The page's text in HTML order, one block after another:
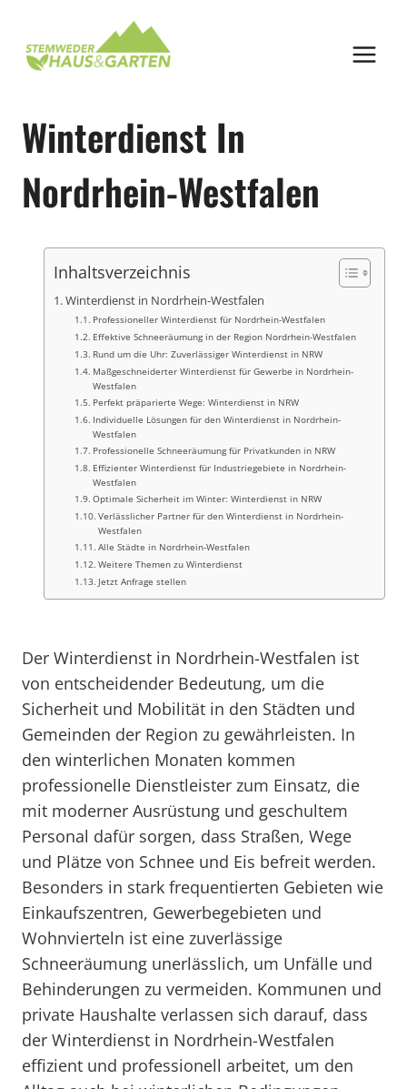
springen
Winterdienst In
Nordrhein-Westfalen
Inhaltsverzeichnis
Winterdienst in Nordrhein-Westfalen
Professioneller Winterdienst für Nordrhein-Westfalen
Effektive Schneeräumung in der Region Nordrhein-Westfalen
Rund um die Uhr: Zuverlässiger Winterdienst in NRW
Maßgeschneiderter Winterdienst für Gewerbe in Nordrhein-
Westfalen
Perfekt präparierte Wege: Winterdienst in NRW
Individuelle Lösungen für den Winterdienst in Nordrhein-
Westfalen
Professionelle Schneeräumung für Privatkunden in NRW
Effizienter Winterdienst für Industriegebiete in Nordrhein-
Westfalen
Optimale Sicherheit im Winter: Winterdienst in NRW
Verlässlicher Partner für den Winterdienst in Nordrhein-
Westfalen
Alle Städte in Nordrhein-Westfalen
Weitere Themen zu Winterdienst
Jetzt Anfrage stellen
Der Winterdienst in Nordrhein-Westfalen ist
von entscheidender Bedeutung, um die
Sicherheit und Mobilität in den Städten und
Gemeinden der Region zu gewährleisten. In
den winterlichen Monaten kommen
professionelle Dienstleister zum Einsatz, die
mit moderner Ausrüstung und geschultem
Personal dafür sorgen, dass Straßen, Wege
und Plätze von Schnee und Eis befreit werden.
Besonders in stark frequentierten Gebieten wie
Einkaufszentren, Gewerbegebieten und
Wohnvierteln ist eine zuverlässige
Schneeräumung unerlässlich, um Unfälle und
Behinderungen zu vermeiden. Kommunen und
private Haushalte verlassen sich darauf, dass
der Winterdienst in Nordrhein-Westfalen
effizient und professionell arbeitet, um den